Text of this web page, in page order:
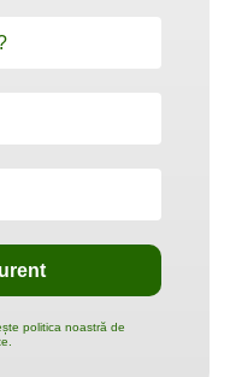
politica noastră de